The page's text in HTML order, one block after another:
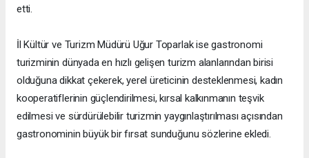
etti.
İl Kültür ve Turizm Müdürü Uğur Toparlak ise gastronomi
turizminin dünyada en hızlı gelişen turizm alanlarından birisi
olduğuna dikkat çekerek, yerel üreticinin desteklenmesi, kadın
kooperatiflerinin güçlendirilmesi, kırsal kalkınmanın teşvik
edilmesi ve sürdürülebilir turizmin yaygınlaştırılması açısından
gastronominin büyük bir fırsat sunduğunu sözlerine ekledi.